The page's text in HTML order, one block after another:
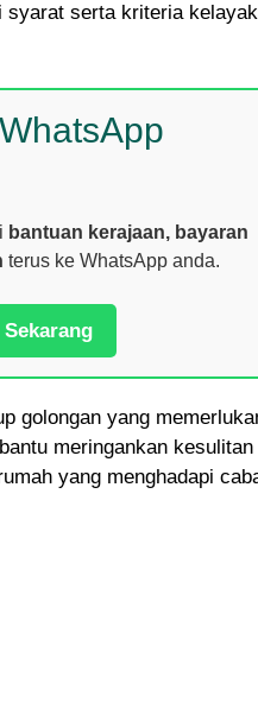
serta kriteria
bantuan kerajaan, bayaran
terus ke WhatsApp anda.
golongan yang
meringankan
yang menghadapi